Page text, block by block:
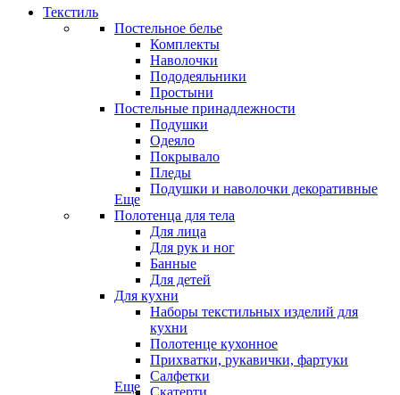
Текстиль
Постельное белье
Комплекты
Наволочки
Пододеяльники
Простыни
Постельные принадлежности
Подушки
Одеяло
Покрывало
Пледы
Подушки и наволочки декоративные
Еще
Полотенца для тела
Для лица
Для рук и ног
Банные
Для детей
Для кухни
Наборы текстильных изделий для
кухни
Полотенце кухонное
Прихватки, рукавички, фартуки
Салфетки
Скатерти
Еще